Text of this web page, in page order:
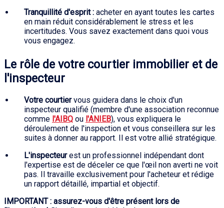
Tranquillité d'esprit : acheter en ayant toutes les cartes
en main réduit considérablement le stress et les
incertitudes. Vous savez exactement dans quoi vous
vous engagez.
Le rôle de votre courtier immobilier et de
l'inspecteur
Votre courtiervous guidera dans le choix d'un
inspecteur qualifié (membre d'une association reconnue
comme l'AIBQ ou l'ANIEB), vous expliquera le
déroulement de l'inspection et vous conseillera sur les
suites à donner au rapport. Il est votre allié stratégique.
L'inspecteurest un professionnel indépendant dont
l'expertise est de déceler ce que l'œil non averti ne voit
pas. Il travaille exclusivement pour l'acheteur et rédige
un rapport détaillé, impartial et objectif.
IMPORTANT : assurez-vous d'être présent lors de